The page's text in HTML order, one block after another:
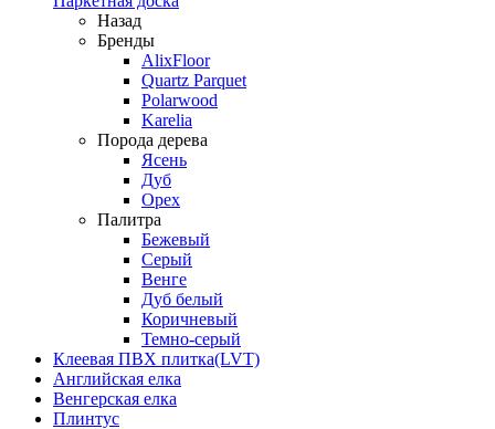
Назад
Бренды
AlixFloor
Quartz Parquet
Polarwood
Karelia
Порода дерева
Ясень
Дуб
Орех
Палитра
Бежевый
Серый
Венге
Дуб белый
Коричневый
Темно-серый
Клеевая ПВХ плитка(LVT)
Английская елка
Венгерская елка
Плинтус